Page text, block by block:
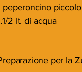
peperoncino piccolo
2 lt. di acqua
per la